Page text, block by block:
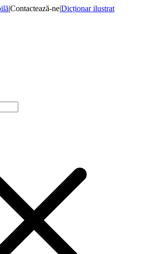
|Contactează-ne|Dicționar ilustrat